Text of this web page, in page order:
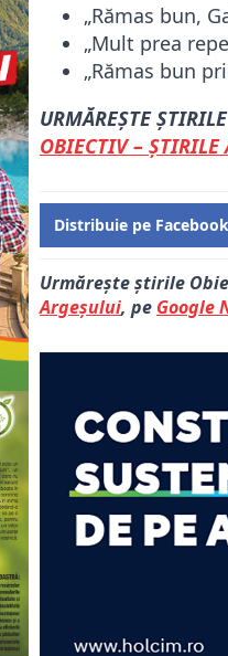
„Rămas bun,
„Mult prea
„Rămas bun
URMĂREȘTE
OBIECTIV – ȘTIRILE
Distribuie pe Facebook
Urmărește știrile
Argeșului, pe Google